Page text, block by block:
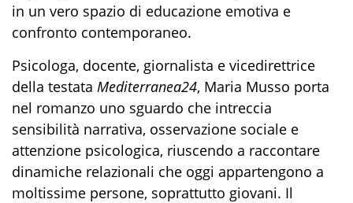
in un vero spazio di educazione emotiva e
confronto contemporaneo.
Psicologa, docente, giornalista e vicedirettrice
della testata Mediterranea24, Maria Musso porta
nel romanzo uno sguardo che intreccia
sensibilità narrativa, osservazione sociale e
attenzione psicologica, riuscendo a raccontare
dinamiche relazionali che oggi appartengono a
moltissime persone, soprattutto giovani. Il